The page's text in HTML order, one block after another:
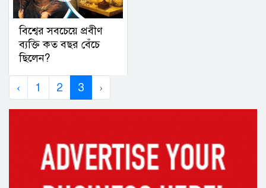
বিশ্বের সবচেয়ে প্রবীণ
ব্যক্তি কত বছর বেঁচে
ছিলেন?
‹ 1 2 3 ›